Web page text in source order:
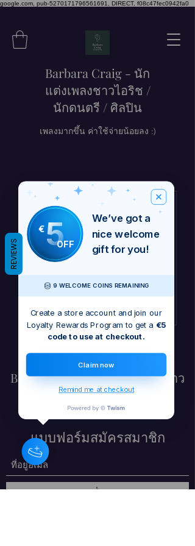
google.com, pub-5270171796561691, DIRECT, f08c47fec0942fa0
Barbara Craig - นัก
แต่งเพลงชาวไอริช /
นักดนตรี / ศิลปิน
เพลงมากขึ้น ค่าใช้จ่ายน้อยลง :)
ไม่มีอะไรให้จองใน
ขณะนี้ กลับมาดูอีก
Barbara Craig - นักแต่งเพลงชาว
ไอริช / นักดนตรี / ศิลปิน
แบบฟอร์มสมัครสมาชิก
ส่ง
€5OFF
We’ve got a
nice welcome
gift for you!
9 WELCOME COINS REMAINING
Create a store account and join our
Loyalty Rewards Program to get a €5
code to use at checkout.
Claim now
Remind me at checkout
REVIEWS